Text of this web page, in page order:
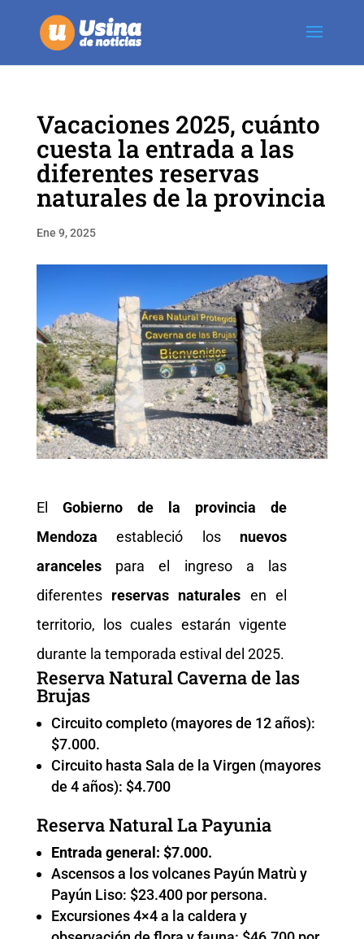
Vacaciones 2025, cuánto
cuesta la entrada a las
diferentes reservas
naturales de la provincia
Ene 9, 2025
El Gobierno de la provincia de
Mendozaestableció los nuevos
arancelespara el ingreso a las
diferentesreservas naturales en el
territorio, los cuales estarán vigente
durante la temporada estival del 2025.
Reserva Natural Caverna de las
Brujas
Circuito completo (mayores de 12 años):
$7.000.
Circuito hasta Sala de la Virgen (mayores
de 4 años): $4.700
Reserva Natural La Payunia
Entrada general: $7.000.
Ascensos a los volcanes Payún Matrù y
Payún Liso: $23.400 por persona.
Excursiones 4×4 a la caldera y